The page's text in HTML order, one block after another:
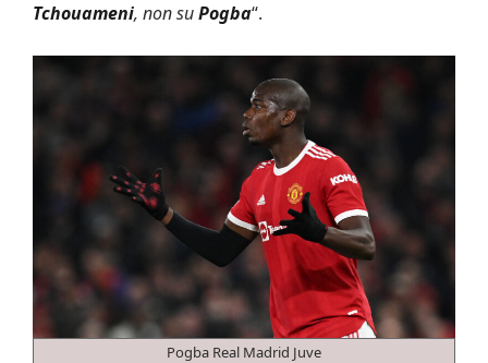
Tchouameni, non suPogba“.
Pogba Real Madrid Juve